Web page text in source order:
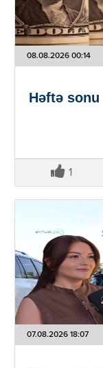
08.08.2026 00:14
Həftə
1
07.08.2026 18:07